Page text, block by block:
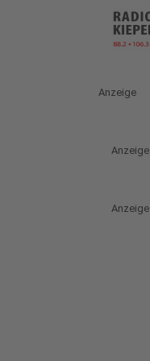
Anzeige
Anzeige
Anzeige